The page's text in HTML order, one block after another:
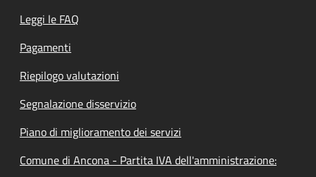
Leggi le FAQ
Pagamenti
Riepilogo valutazioni
Segnalazione disservizio
Piano di miglioramento dei servizi
Comune di Ancona - Partita IVA dell'amministrazione: